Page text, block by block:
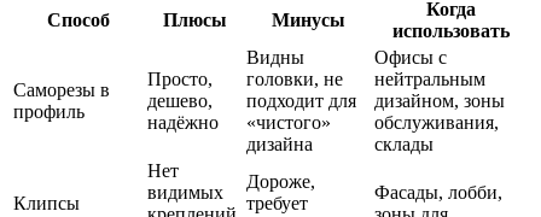
Способ Плюсы Минусы
Когда
использовать
Саморезы в
профиль
Просто,
дешево,
надёжно
Видны
головки, не
подходит для
«чистого»
дизайна
Офисы с
нейтральным
дизайном, зоны
обслуживания,
склады
Клипсы
Нет
видимых
Дороже,
требует
Фасады, лобби,